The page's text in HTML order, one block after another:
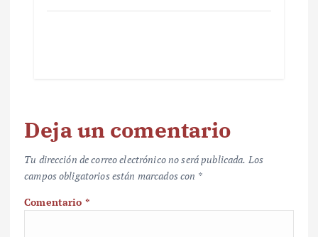
Deja un comentario
Tu dirección de correo electrónico no será publicada. Los
campos obligatorios están marcados con *
Comentario *